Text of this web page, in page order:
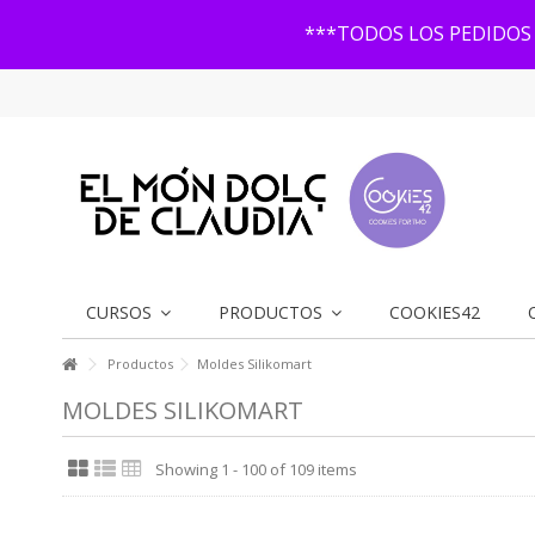
***TODOS LOS PEDIDOS
CURSOS PRODUCTOS COOKIES42
Productos Moldes Silikomart
MOLDES SILIKOMART
Showing 1 - 100 of 109 items